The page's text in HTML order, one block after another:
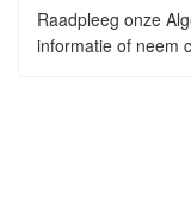
Raadpleeg onze
informatie of neem